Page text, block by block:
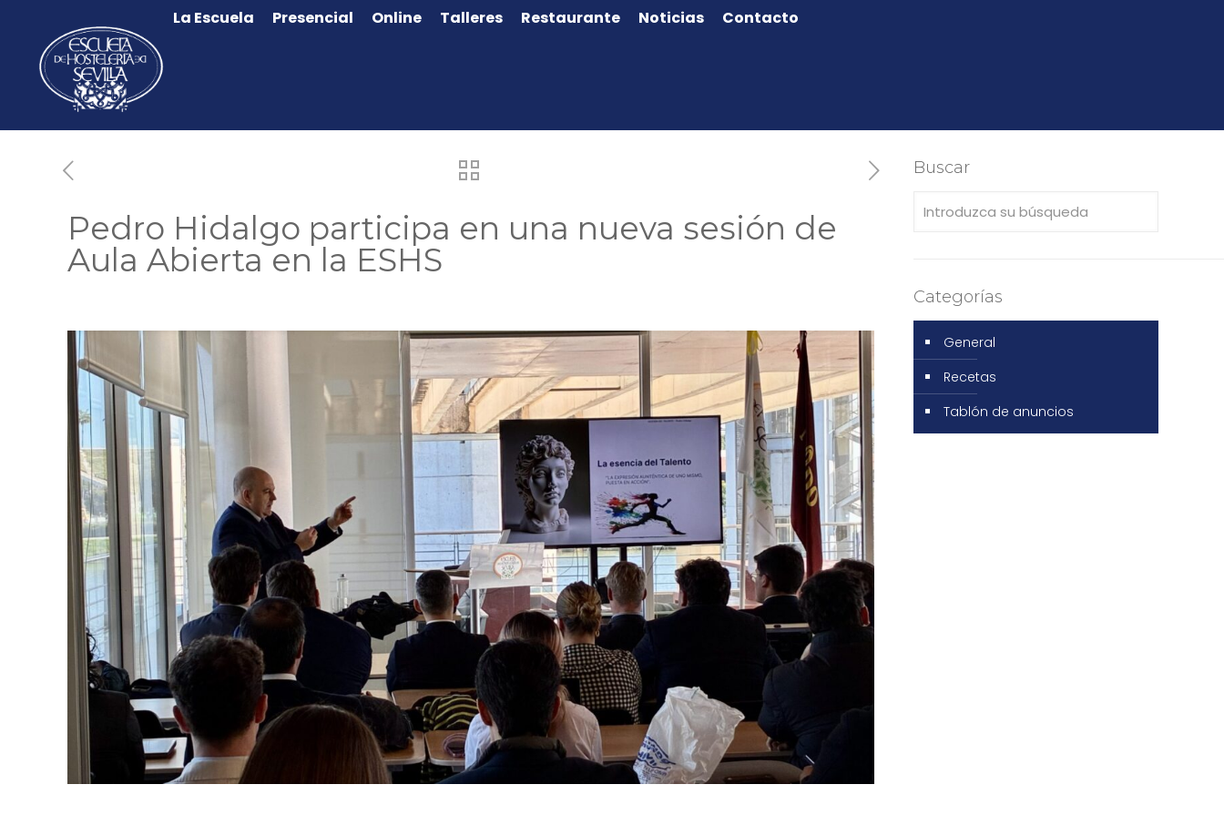
La Escuela Presencial Online Talleres Restaurante Noticias Contacto
Pedro Hidalgo participa en una nueva sesión de
Aula Abierta en la ESHS
Buscar
Categorías
General
Recetas
Tablón de anuncios